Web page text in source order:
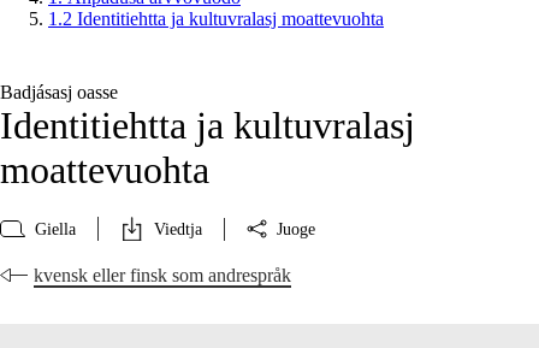
1.2 Identitiehtta ja kultuvralasj moattevuohta
Badjásasj oasse
Identitiehtta ja kultuvralasj
moattevuohta
Giella Viedtja Juoge
kvensk eller finsk som andrespråk